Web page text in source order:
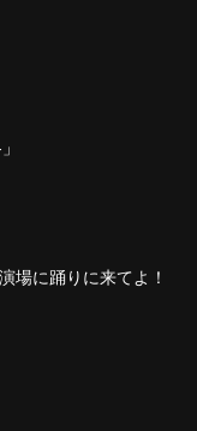
場に踊りに来てよ！